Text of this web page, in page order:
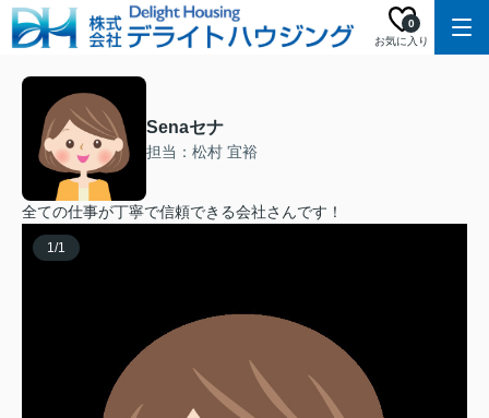
お気に入り
0
Senaセナ
担当：松村 宜裕
全ての仕事が丁寧で信頼できる会社さんです！
1/1